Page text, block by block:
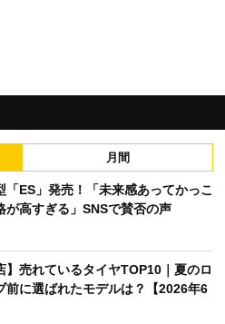
月間
「ES」発売！「未来感あってかっこ
が高すぎる」SNSで賛否の声
】売れているタイヤTOP10｜夏のロ
前に選ばれたモデルは？【2026年6